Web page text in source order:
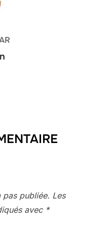
pas publiée. Les
avec *